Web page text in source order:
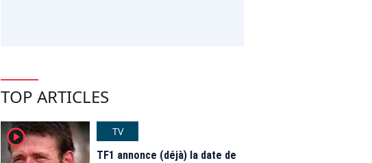
TOP ARTICLES
player2
TV
TF1 annonce (déjà) la date de